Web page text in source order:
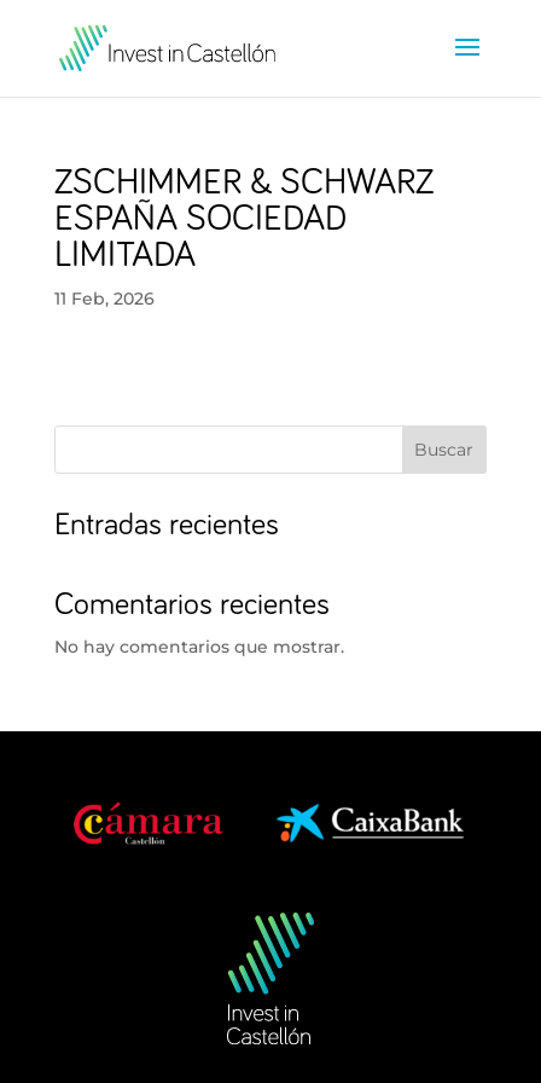
ZSCHIMMER & SCHWARZ
ESPAÑA SOCIEDAD
LIMITADA
11 Feb, 2026
Buscar
Entradas recientes
Comentarios recientes
No hay comentarios que mostrar.